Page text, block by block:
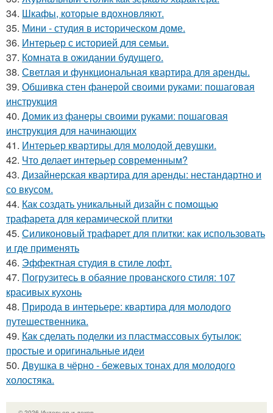
34. Шкафы, которые вдохновляют.
35. Мини - студия в историческом доме.
36. Интерьер с историей для семьи.
37. Комната в ожидании будущего.
38. Светлая и функциональная квартира для аренды.
39. Обшивка стен фанерой своими руками: пошаговая
инструкция
40. Домик из фанеры своими руками: пошаговая
инструкция для начинающих
41. Интерьер квартиры для молодой девушки.
42. Что делает интерьер современным?
43. Дизайнерская квартира для аренды: нестандартно и
со вкусом.
44. Как создать уникальный дизайн с помощью
трафарета для керамической плитки
45. Силиконовый трафарет для плитки: как использовать
и где применять
46. Эффектная студия в стиле лофт.
47. Погрузитесь в обаяние прованского стиля: 107
красивых кухонь
48. Природа в интерьере: квартира для молодого
путешественника.
49. Как сделать поделки из пластмассовых бутылок:
простые и оригинальные идеи
50. Двушка в чёрно - бежевых тонах для молодого
холостяка.